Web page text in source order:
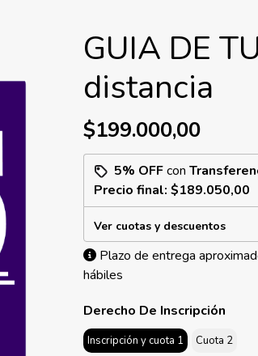
GUIA DE
distancia
$199.000,00
5% OFFcon
Precio final: $189.050,00
Ver cuotas y descuentos
Plazo de entrega
hábiles
Derecho De Inscripción
Inscripción y cuota 1 Cuota 2